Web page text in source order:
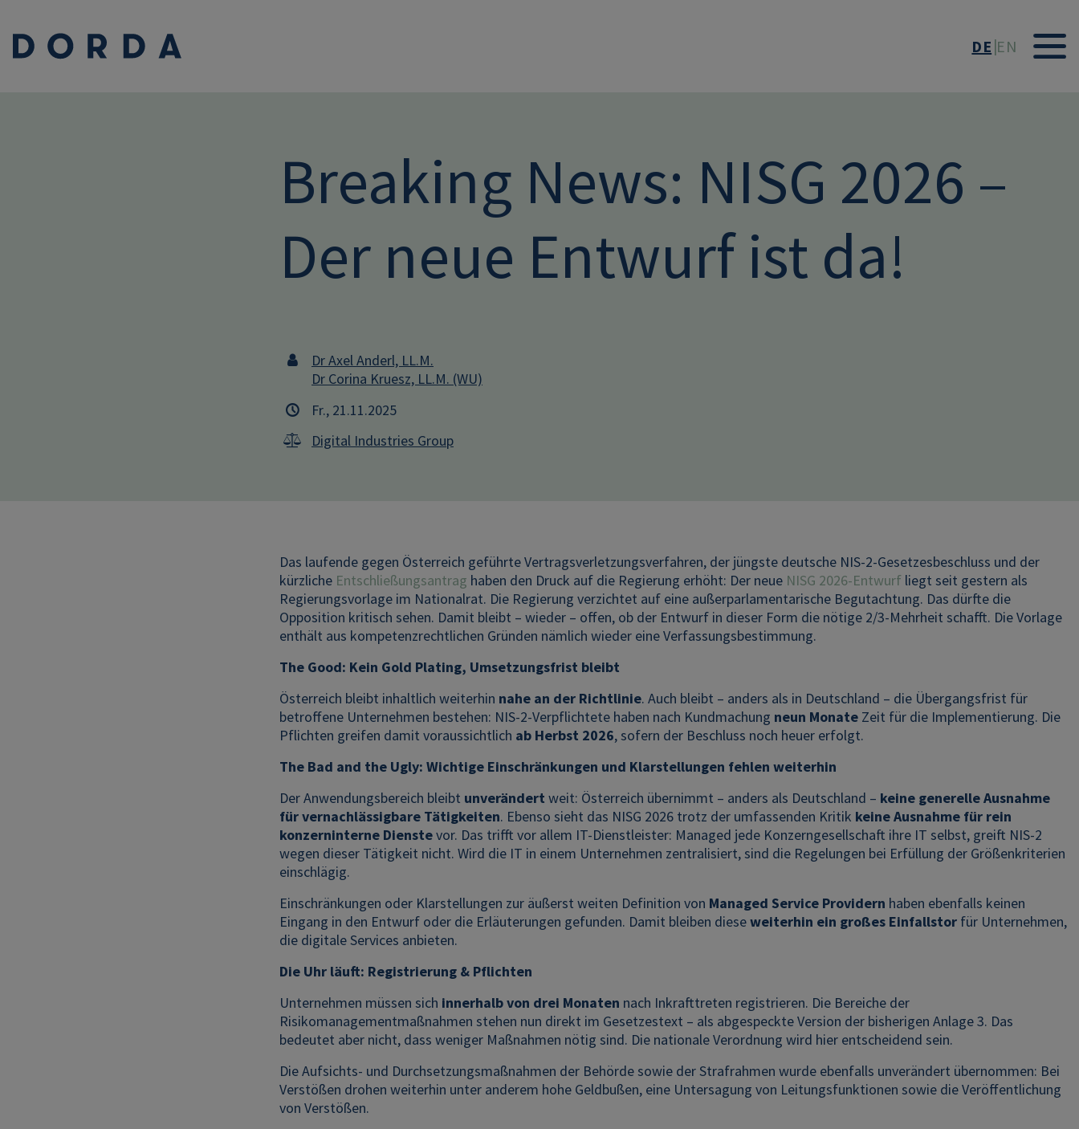
DE EN
Breaking News: NISG 2026 –
Der neue Entwurf ist da!
Dr Axel Anderl, LL.M.
Dr Corina Kruesz, LL.M. (WU)
Fr., 21.11.2025
Digital Industries Group
Das laufende gegen Österreich geführte Vertragsverletzungsverfahren, der jüngste deutsche NIS-2-Gesetzesbeschluss und der
kürzliche Entschließungsantrag haben den Druck auf die Regierung erhöht: Der neue NISG 2026-Entwurf liegt seit gestern als
Regierungsvorlage im Nationalrat. Die Regierung verzichtet auf eine außerparlamentarische Begutachtung. Das dürfte die
Opposition kritisch sehen. Damit bleibt – wieder – offen, ob der Entwurf in dieser Form die nötige 2/3-Mehrheit schafft. Die Vorlage
enthält aus kompetenzrechtlichen Gründen nämlich wieder eine Verfassungsbestimmung.
The Good: Kein Gold Plating, Umsetzungsfrist bleibt
Österreich bleibt inhaltlich weiterhin nahe an der Richtlinie. Auch bleibt – anders als in Deutschland – die Übergangsfrist für
betroffene Unternehmen bestehen: NIS-2-Verpflichtete haben nach Kundmachung neun Monate Zeit für die Implementierung. Die
Pflichten greifen damit voraussichtlich ab Herbst 2026, sofern der Beschluss noch heuer erfolgt.
The Bad and the Ugly: Wichtige Einschränkungen und Klarstellungen fehlen weiterhin
Der Anwendungsbereich bleibt unverändert weit: Österreich übernimmt – anders als Deutschland – keine generelle Ausnahme
für vernachlässigbare Tätigkeiten. Ebenso sieht das NISG 2026 trotz der umfassenden Kritik keine Ausnahme für rein
konzerninterne Dienstevor. Das trifft vor allem IT-Dienstleister: Managed jede Konzerngesellschaft ihre IT selbst, greift NIS-2
wegen dieser Tätigkeit nicht. Wird die IT in einem Unternehmen zentralisiert, sind die Regelungen bei Erfüllung der Größenkriterien
einschlägig.
Einschränkungen oder Klarstellungen zur äußerst weiten Definition von Managed Service Providern haben ebenfalls keinen
Eingang in den Entwurf oder die Erläuterungen gefunden. Damit bleiben dieseweiterhin ein großes Einfallstor für Unternehmen,
die digitale Services anbieten.
Die Uhr läuft: Registrierung & Pflichten
Unternehmen müssen sich innerhalb von drei Monaten nach Inkrafttreten registrieren. Die Bereiche der
Risikomanagementmaßnahmen stehen nun direkt im Gesetzestext – als abgespeckte Version der bisherigen Anlage 3. Das
bedeutet aber nicht, dass weniger Maßnahmen nötig sind. Die nationale Verordnung wird hier entscheidend sein.
Die Aufsichts- und Durchsetzungsmaßnahmen der Behörde sowie der Strafrahmen wurde ebenfalls unverändert übernommen: Bei
Verstößen drohen weiterhin unter anderem hohe Geldbußen, eine Untersagung von Leitungsfunktionen sowie die Veröffentlichung
von Verstößen.